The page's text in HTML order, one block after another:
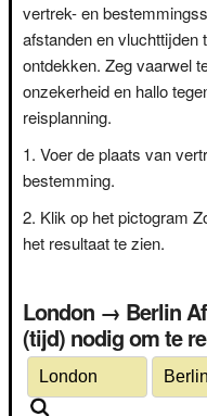
vertrek- en
afstanden en vluchttijden
ontdekken. Zeg vaarwel
onzekerheid en hallo
reisplanning.
Voer de plaats van
bestemming.
Klik op het pictogram
het resultaat te zien.
London → Berlin
(tijd) nodig om te